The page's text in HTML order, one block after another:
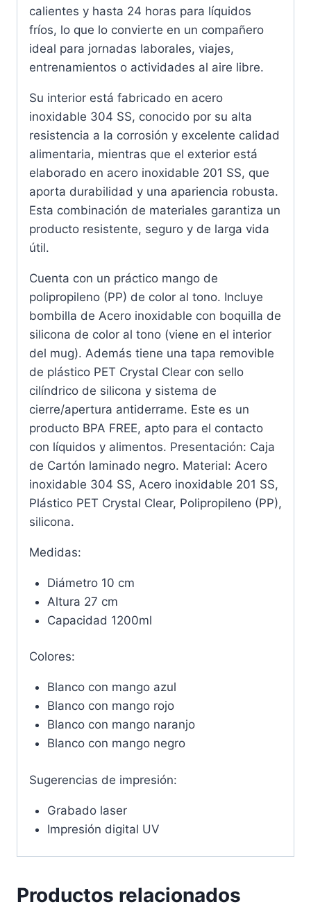
calientes y hasta 24 horas para líquidos
fríos, lo que lo convierte en un compañero
ideal para jornadas laborales, viajes,
entrenamientos o actividades al aire libre.
Su interior está fabricado en acero
inoxidable 304 SS, conocido por su alta
resistencia a la corrosión y excelente calidad
alimentaria, mientras que el exterior está
elaborado en acero inoxidable 201 SS, que
aporta durabilidad y una apariencia robusta.
Esta combinación de materiales garantiza un
producto resistente, seguro y de larga vida
útil.
Cuenta con un práctico mango de
polipropileno (PP) de color al tono. Incluye
bombilla de Acero inoxidable con boquilla de
silicona de color al tono (viene en el interior
del mug). Además tiene una tapa removible
de plástico PET Crystal Clear con sello
cilíndrico de silicona y sistema de
cierre/apertura antiderrame. Este es un
producto BPA FREE, apto para el contacto
con líquidos y alimentos. Presentación: Caja
de Cartón laminado negro. Material: Acero
inoxidable 304 SS, Acero inoxidable 201 SS,
Plástico PET Crystal Clear, Polipropileno (PP),
silicona.
Medidas:
Diámetro 10 cm
Altura 27 cm
Capacidad 1200ml
Colores:
Blanco con mango azul
Blanco con mango rojo
Blanco con mango naranjo
Blanco con mango negro
Sugerencias de impresión:
Grabado laser
Impresión digital UV
Productos relacionados